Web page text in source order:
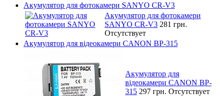
Акумулятор для фотокамери SANYO CR-V3
Акумулятор для фотокамери
SANYO CR-V3 281 грн.
Отсутствует
Акумулятор для відеокамери CANON BP-315
Акумулятор для
відеокамери CANON BP-
315 297 грн. Отсутствует